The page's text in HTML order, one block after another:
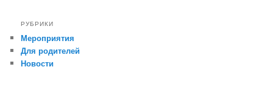
РУБРИКИ
Мероприятия
Для родителей
Новости